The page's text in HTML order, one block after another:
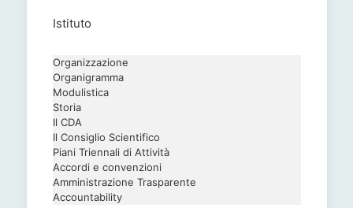
Istituto
Organizzazione
Organigramma
Modulistica
Storia
Il CDA
Il Consiglio Scientifico
Piani Triennali di Attività
Accordi e convenzioni
Amministrazione Trasparente
Accountability